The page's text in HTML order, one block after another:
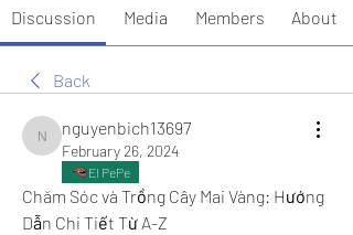
Discussion Media Members About
Back
nguyenbich13697
nguyenbich13697
February 26, 2024
El PePe
Chăm Sóc và Trồng Cây Mai Vàng: Hướng
Dẫn Chi Tiết Từ A-Z